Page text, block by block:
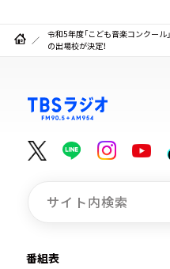
令和5年度「こども音楽コンクール
の出場校が決定！
番組表